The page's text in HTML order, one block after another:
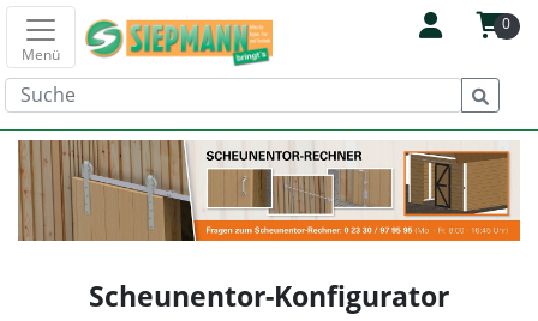
0
Menü
Scheunentor-Konfigurator